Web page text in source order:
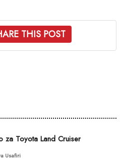
THIS POST
za Toyota Land Cruiser
Usafiri